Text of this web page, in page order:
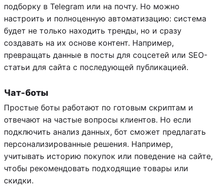
подборку в Telegram или на почту. Но можно
настроить и полноценную автоматизацию: система
будет не только находить тренды, но и сразу
создавать на их основе контент. Например,
превращать данные в посты для соцсетей или SEO-
статьи для сайта с последующей публикацией.
Чат-боты
Простые боты работают по готовым скриптам и
отвечают на частые вопросы клиентов. Но если
подключить анализ данных, бот сможет предлагать
персонализированные решения. Например,
учитывать историю покупок или поведение на сайте,
чтобы рекомендовать подходящие товары или
скидки.